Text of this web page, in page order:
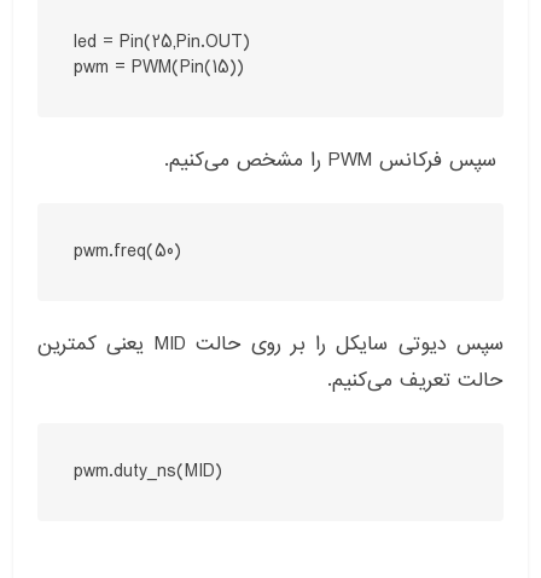
led = Pin(25,Pin.OUT)
pwm = PWM(Pin(15))
سپس فرکانس PWM را مشخص می‌کنیم.
pwm.freq(50)
سپس دیوتی سایکل را بر روی حالت MID یعنی کمترین
حالت تعریف می‌کنیم.
pwm.duty_ns(MID)